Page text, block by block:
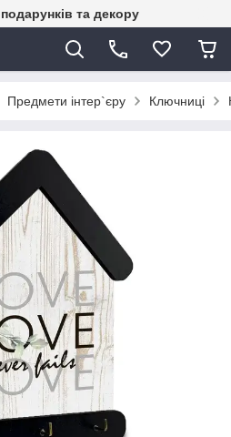
та декору
Предмети інтер`єру Ключниці